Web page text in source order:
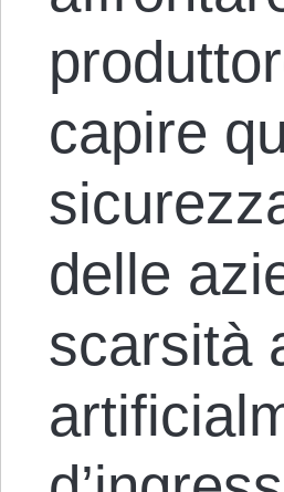
capire
delle
scarsità